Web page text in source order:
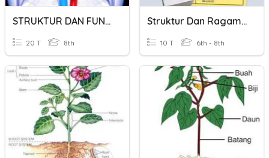
STRUKTUR DAN FUNGSI JANTUNG
20 T 8th
Struktur Dan Ragam Kalimat
10 T 6th - 8th